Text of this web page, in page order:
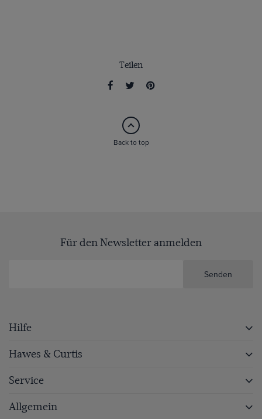
Teilen
Back to top
Für den Newsletter anmelden
Senden
Hilfe
Hawes & Curtis
Service
Allgemein